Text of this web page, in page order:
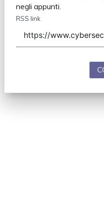
negli appunti.
RSS link